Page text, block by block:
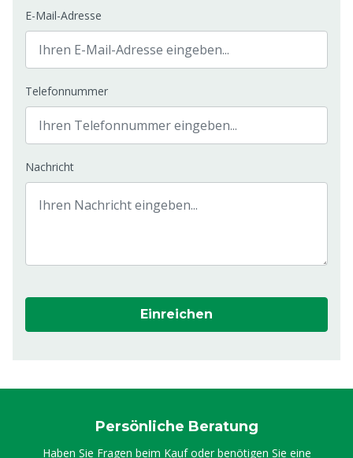
E-Mail-Adresse
Telefonnummer
Nachricht
Einreichen
Persönliche Beratung
Haben Sie Fragen beim Kauf oder benötigen Sie eine